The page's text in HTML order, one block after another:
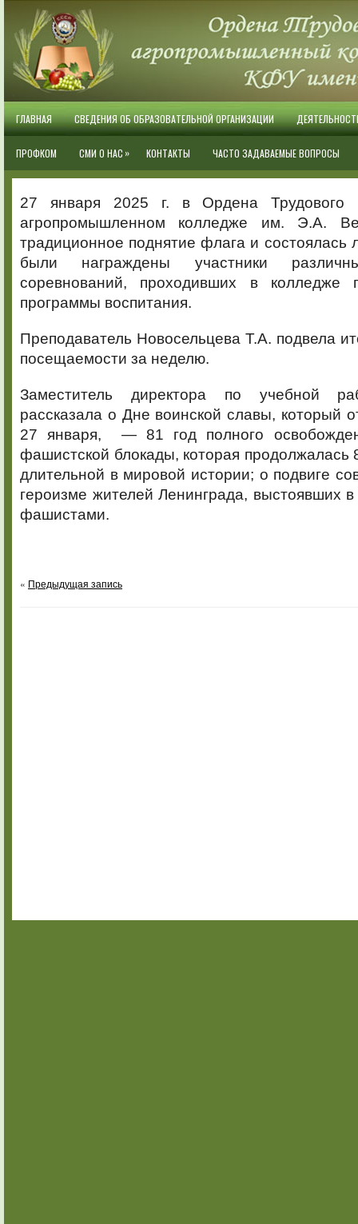
ГЛАВНАЯ СВЕДЕНИЯ ОБ ОБРАЗОВАТЕЛЬНОЙ ОРГАНИЗАЦИИ
ПРОФКОМ СМИ О НАС » КОНТАКТЫ ЧАСТО ЗАДАВАЕМЫЕ ВОПРОСЫ
27 января 2025 г. в Ордена Трудового
агропромышленном колледже им. Э.А.
традиционное поднятие флага и состоялась
были награждены участники
соревнований, проходивших в колледже
программы воспитания.
Преподаватель Новосельцева Т.А. подвела
посещаемости за неделю.
Заместитель директора по учебной
рассказала о Дне воинской славы, который
27 января, — 81 год полного
фашистской блокады, которая продолжалась
длительной в мировой истории; о подвиге
героизме жителей Ленинграда, выстоявших
фашистами.
« Предыдущая запись